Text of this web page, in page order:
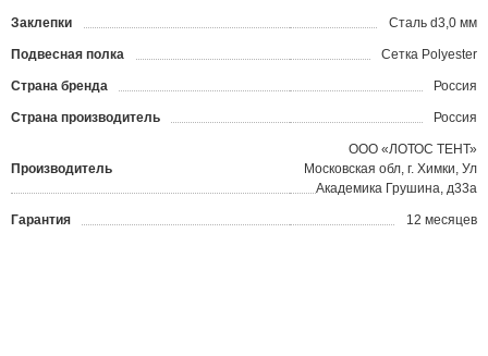
Заклепки Сталь d3,0 мм
Подвесная полка Сетка Polyester
Страна бренда Россия
Страна производитель Россия
Производитель
ООО «ЛОТОС ТЕНТ»
Московская обл, г. Химки, Ул
Академика Грушина, д33а
Гарантия 12 месяцев